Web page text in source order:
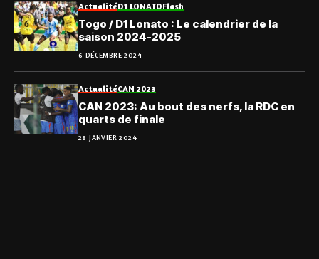
ActualitéD1 LONATOFlash
Togo / D1 Lonato : Le calendrier de la
saison 2024-2025
6 DÉCEMBRE 2024
ActualitéCAN 2023
CAN 2023: Au bout des nerfs, la RDC en
quarts de finale
28 JANVIER 2024